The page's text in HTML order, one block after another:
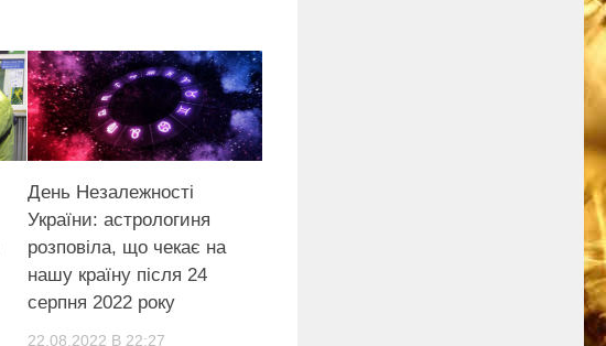
День Незалежності
України: астрологиня
розповіла, що чекає на
нашу країну після 24
серпня 2022 року
22.08.2022 В 22:27